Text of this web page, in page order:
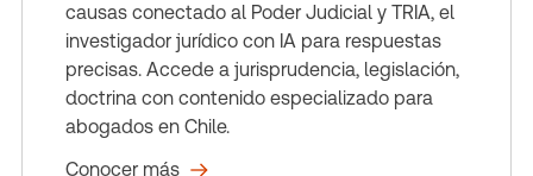
causas conectado al Poder Judicial y TRIA, el
investigador jurídico con IA para respuestas
precisas. Accede a jurisprudencia, legislación,
doctrina con contenido especializado para
abogados en Chile.
Conocer más